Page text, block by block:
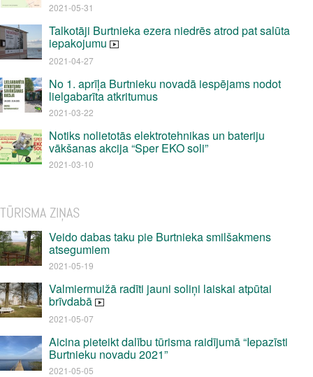
2021-05-31
Talkotāji Burtnieka ezera niedrēs atrod pat salūta
iepakojumu
2021-04-27
No 1. aprīļa Burtnieku novadā iespējams nodot
lielgabarīta atkritumus
2021-03-22
Notiks nolietotās elektrotehnikas un bateriju
vākšanas akcija “Sper EKO soli”
2021-03-10
TŪRISMA ZIŅAS
Veido dabas taku pie Burtnieka smilšakmens
atsegumiem
2021-05-19
Valmiermuižā radīti jauni soliņi laiskai atpūtai
brīvdabā
2021-05-07
Aicina pieteikt dalību tūrisma raidījumā “Iepazīsti
Burtnieku novadu 2021”
2021-05-05